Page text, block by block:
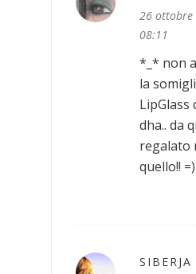
26 ottobre
08:11
*_* non
la
LipGlass
dha.. da
regalato
quello!! =)
SIBERJA